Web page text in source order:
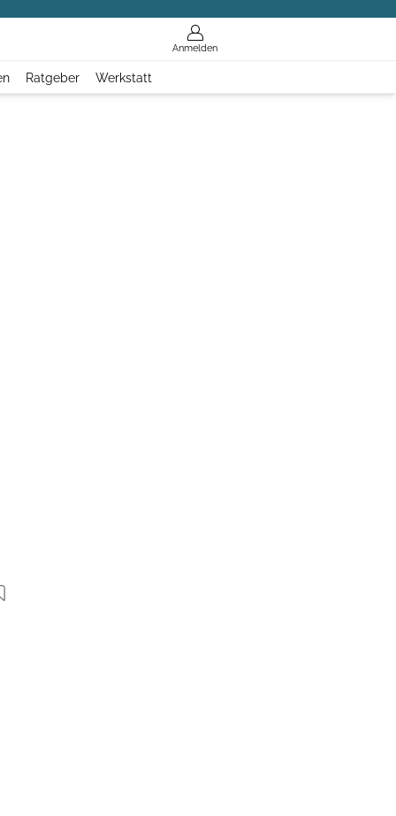
Anmelden
Ratgeber Werkstatt